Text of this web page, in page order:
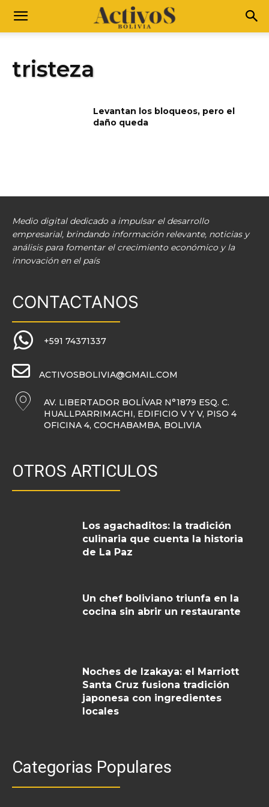
tristeza
Levantan los bloqueos, pero el
daño queda
Medio digital dedicado a impulsar el desarrollo
empresarial, brindando información relevante, noticias y
análisis para fomentar el crecimiento económico y la
innovación en el país
CONTACTANOS
+591 74371337
ACTIVOSBOLIVIA@GMAIL.COM
AV. LIBERTADOR BOLÍVAR N°1879 ESQ. C.
HUALLPARRIMACHI, EDIFICIO V Y V, PISO 4
OFICINA 4, COCHABAMBA, BOLIVIA
OTROS ARTICULOS
Los agachaditos: la tradición
culinaria que cuenta la historia
de La Paz
Un chef boliviano triunfa en la
cocina sin abrir un restaurante
Noches de Izakaya: el Marriott
Santa Cruz fusiona tradición
japonesa con ingredientes
locales
Categorias Populares